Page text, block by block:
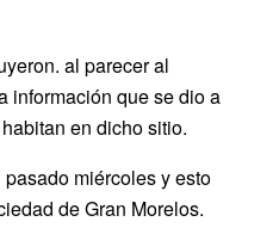
al parecer al
información que se dio a
en dicho sitio.
miércoles y esto
de Gran Morelos.